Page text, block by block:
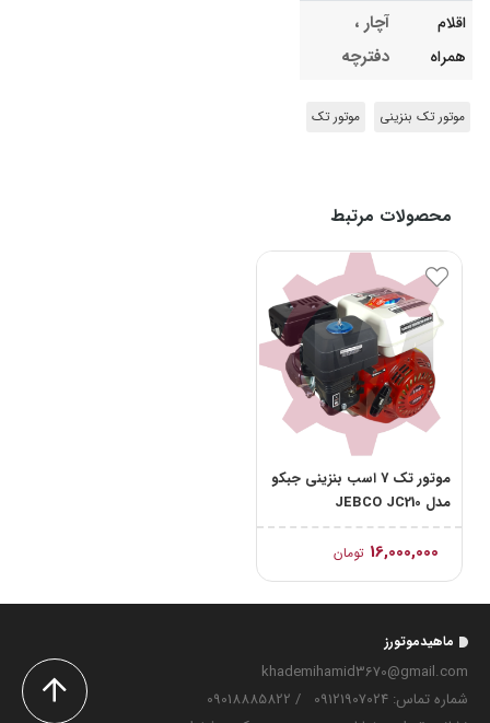
اقلام
همراه
آچار ،
دفترچه
موتور تک بنزینی موتور تک
محصولات مرتبط
موتور تک 7 اسب بنزینی جبکو
مدل JEBCO JC210
16,000,000 تومان
ماهیدموتورز
khademihamid3670@gmail.com
شماره تماس‌: 09121907024
/
09018885822